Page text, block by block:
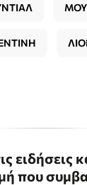
ειδήσεις
που